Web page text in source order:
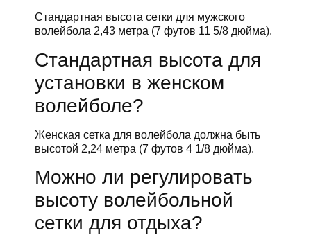
Стандартная высота сетки для мужского
волейбола 2,43 метра (7 футов 11 5/8 дюйма).
Стандартная высота для
установки в женском
волейболе?
Женская сетка для волейбола должна быть
высотой 2,24 метра (7 футов 4 1/8 дюйма).
Можно ли регулировать
высоту волейбольной
сетки для отдыха?